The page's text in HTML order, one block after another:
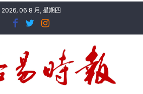
2026, 06 8 月, 星期四